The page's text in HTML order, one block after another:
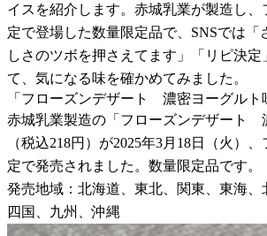
イスを紹介します。赤城乳業が製造し、
定で登場した数量限定品で、SNSでは「
しさのツボを押さえてます」「リピ決定
て、気になる味を確かめてみました。
「フローズンデザート 濃密ヨーグルト
赤城乳業製造の「フローズンデザート
（税込218円）が2025年3月18日（火）
定で発売されました。数量限定品です。
発売地域：北海道、東北、関東、東海、
四国、九州、沖縄